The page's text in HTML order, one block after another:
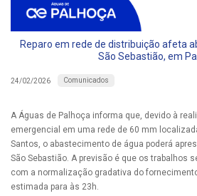
Reparo em rede de distribuição afeta
São Sebastião, em
24/02/2026 Comunicados
A Águas de Palhoça informa que, devido à
emergencial em uma rede de 60 mm
Santos, o abastecimento de água poderá
São Sebastião. A previsão é que os trabalhos
com a normalização gradativa do
estimada para às 23h.